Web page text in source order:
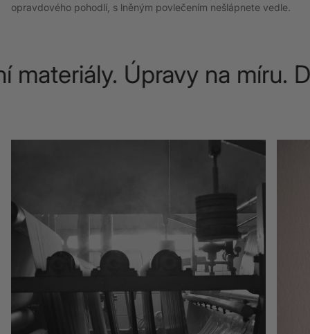
opravdového pohodlí, s lněným povlečením nešlápnete vedle.
Úpravy na míru.